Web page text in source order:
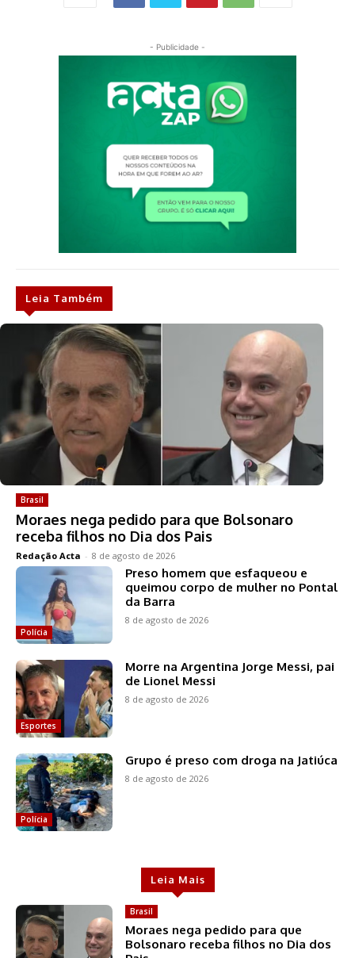
- Publicidade -
Leia Também
Brasil
Moraes nega pedido para que Bolsonaro
receba filhos no Dia dos Pais
Redação Acta - 8 de agosto de 2026
Polícia
Preso homem que esfaqueou e
queimou corpo de mulher no Pontal
da Barra
8 de agosto de 2026
Esportes
Morre na Argentina Jorge Messi, pai
de Lionel Messi
8 de agosto de 2026
Polícia
Grupo é preso com droga na Jatiúca
8 de agosto de 2026
Leia Mais
Brasil
Moraes nega pedido para que
Bolsonaro receba filhos no Dia dos